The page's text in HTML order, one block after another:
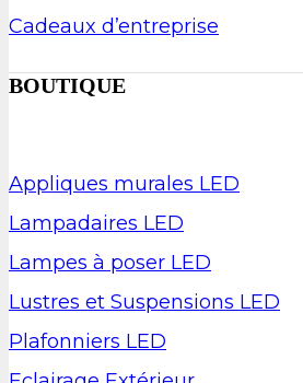
Cadeaux d’entreprise
BOUTIQUE
Appliques murales LED
Lampadaires LED
Lampes à poser LED
Lustres et Suspensions LED
Plafonniers LED